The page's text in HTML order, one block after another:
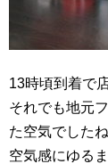
13時頃到着で
それでも地元
た空気でしたね
空気感にゆる